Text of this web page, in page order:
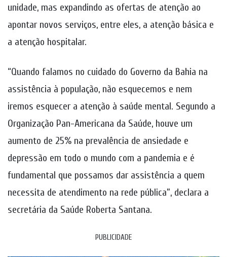
unidade, mas expandindo as ofertas de atenção ao
apontar novos serviços, entre eles, a atenção básica e
a atenção hospitalar.
“Quando falamos no cuidado do Governo da Bahia na
assistência à população, não esquecemos e nem
iremos esquecer a atenção à saúde mental. Segundo a
Organização Pan-Americana da Saúde, houve um
aumento de 25% na prevalência de ansiedade e
depressão em todo o mundo com a pandemia e é
fundamental que possamos dar assistência a quem
necessita de atendimento na rede pública”, declara a
secretária da Saúde Roberta Santana.
PUBLICIDADE